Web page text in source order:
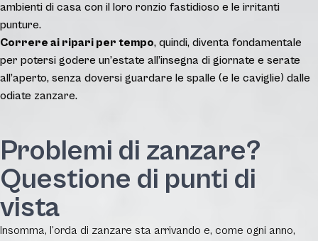
ambienti di casa con il loro ronzio fastidioso e le irritanti
punture.
Correre ai ripari per tempo, quindi, diventa fondamentale
per potersi godere un’estate all’insegna di giornate e serate
all’aperto, senza doversi guardare le spalle (e le caviglie) dalle
odiate zanzare.
Problemi di zanzare?
Questione di punti di
vista
Insomma, l’orda di zanzare sta arrivando e, come ogni anno,